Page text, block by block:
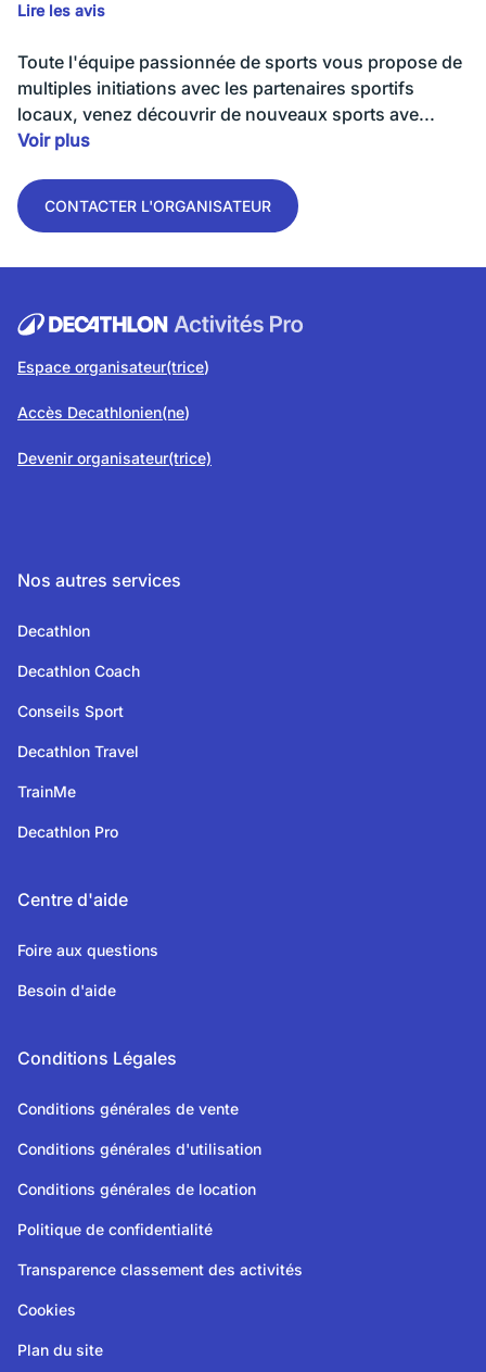
Lire les avis
Toute l'équipe passionnée de sports vous propose de
multiples initiations avec les partenaires sportifs
locaux, venez découvrir de nouveaux sports ave...
Voir plus
CONTACTER L'ORGANISATEUR
Espace organisateur(trice)
Accès Decathlonien(ne)
Devenir organisateur(trice)
Nos autres services
Decathlon
Decathlon Coach
Conseils Sport
Decathlon Travel
TrainMe
Decathlon Pro
Centre d'aide
Foire aux questions
Besoin d'aide
Conditions Légales
Conditions générales de vente
Conditions générales d'utilisation
Conditions générales de location
Politique de confidentialité
Transparence classement des activités
Cookies
Plan du site